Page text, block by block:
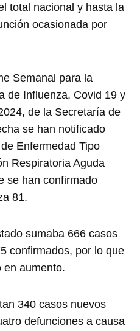
total nacional y hasta la
ocasionada por
Semanal para la
de Influenza, Covid 19 y
de la Secretaría de
se han notificado
Enfermedad Tipo
Respiratoria Aguda
se han confirmado
81.
sumaba 666 casos
confirmados, por lo que
en aumento.
340 casos nuevos
defunciones a causa